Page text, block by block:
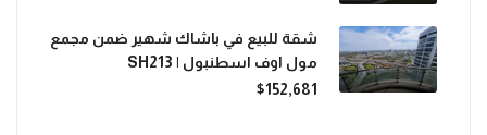
شقة للبيع في باشاك شهير ضمن مجمع
مول اوف اسطنبول | SH213
$152,681